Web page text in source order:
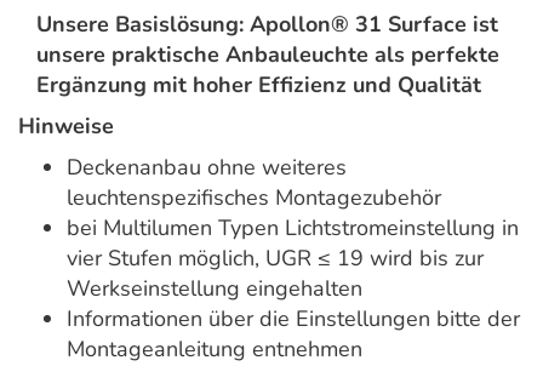
Unsere Basislösung: Apollon® 31 Surface ist
unsere praktische Anbauleuchte als perfekte
Ergänzung mit hoher Effizienz und Qualität
Hinweise
Deckenanbau ohne weiteres
leuchtenspezifisches Montagezubehör
bei Multilumen Typen Lichtstromeinstellung in
vier Stufen möglich, UGR ≤ 19 wird bis zur
Werkseinstellung eingehalten
Informationen über die Einstellungen bitte der
Montageanleitung entnehmen